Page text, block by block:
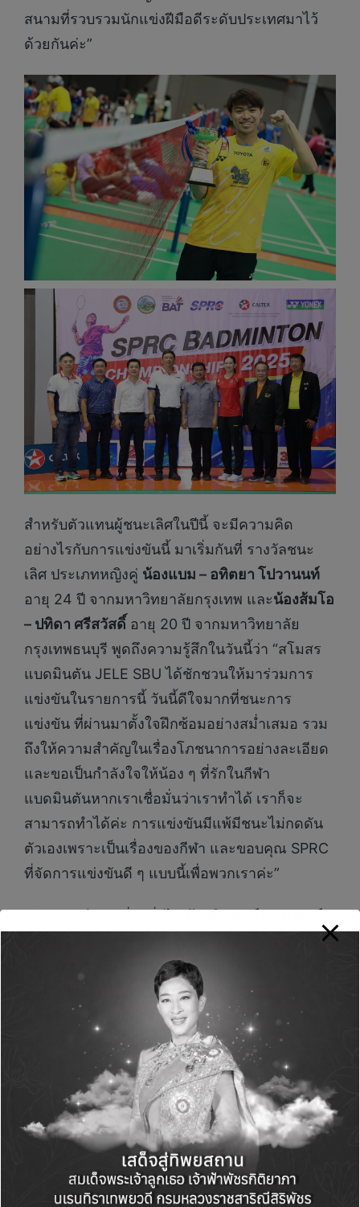
สนามที่รวบรวมนักแข่งฝีมือดีระดับประเทศมาไว้
ด้วยกันค่ะ”
สำหรับตัวแทนผู้ชนะเลิศในปีนี้ จะมีความคิด
อย่างไรกับการแข่งขันนี้ มาเริ่มกันที่ รางวัลชนะ
เลิศ ประเภทหญิงคู่ น้องแบม – อทิตยา โปวานนท์
อายุ 24 ปี จากมหาวิทยาลัยกรุงเทพ และน้องส้มโอ
– ปทิดา ศรีสวัสดิ์ อายุ 20 ปี จากมหาวิทยาลัย
กรุงเทพธนบุรี พูดถึงความรู้สึกในวันนี้ว่า “สโมสร
แบดมินตัน JELE SBU ได้ชักชวนให้มาร่วมการ
แข่งขันในรายการนี้ วันนี้ดีใจมากที่ชนะการ
แข่งขัน ที่ผ่านมาตั้งใจฝึกซ้อมอย่างสม่ำเสมอ รวม
ถึงให้ความสำคัญในเรื่องโภชนาการอย่างละเอียด
และขอเป็นกำลังใจให้น้อง ๆ ที่รักในกีฬา
แบดมินตันหากเราเชื่อมั่นว่าเราทำได้ เราก็จะ
สามารถทำได้ค่ะ การแข่งขันมีแพ้มีชนะไม่กดดัน
ตัวเองเพราะเป็นเรื่องของกีฬา และขอบคุณ SPRC
ที่จัดการแข่งขันดี ๆ แบบนี้เพื่อพวกเราค่ะ”
อายุ 21 ปี สังกัดบ้านทองหยอด พูดถึงความ
รู้สึกหลังครองแชมป์ว่า “วันนี้รู้สึกดีใจมาก ที่ผ่านมา
ซ้อมหนักมากวันนี้ได้แชมป์รู้สึกหายเหนื่อย ปีนี้เป็น
ปีแรกที่ได้มาร่วมการแข่งขันนี้ ถือว่าเป็นรายการที่
ดีมาก ๆ เป็นเวทีให้น้อง ๆ ได้มาฝึกทักษะและพัฒนา
ฝีมือ ได้เรียนรู้คู่ต่อสู้ อยากฝากถึงน้อง ๆ ให้ฝึกซ้อม
มาก ๆ ใช้สมาธิอยู่กับตัวเองมาก ๆ มุ่งมั่นตั้งใจมาก
ๆ ครับ”
นอกจากนี้ ภายในงานยังจัดให้มีกิจกรรมส่งเสริม
ชุมชน อาทิ บูธแสดงสินค้าและจำหน่ายผลิตภัณฑ์